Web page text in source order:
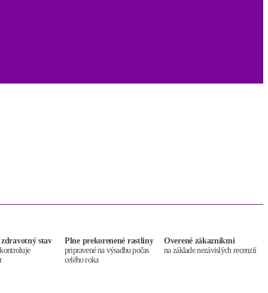
stav
Plne prekorenené rastliny
pripravené na výsadbu počas
celého roka
Overené zákazníkmi
na základe nezávislých recenzií